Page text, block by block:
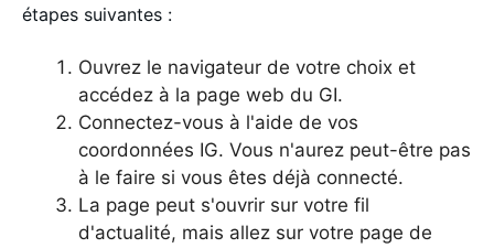
étapes suivantes :
Ouvrez le navigateur de votre choix et
accédez à la page web du GI.
Connectez-vous à l'aide de vos
coordonnées IG. Vous n'aurez peut-être pas
à le faire si vous êtes déjà connecté.
La page peut s'ouvrir sur votre fil
d'actualité, mais allez sur votre page de